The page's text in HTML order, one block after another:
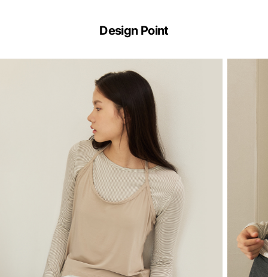
Design Point